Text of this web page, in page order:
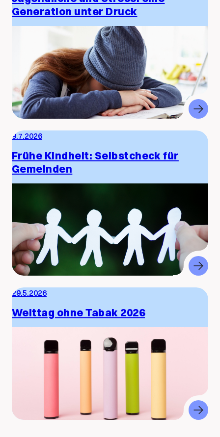
Generation unter Druck
9.7.2026
Frühe Kindheit: Selbstcheck für
Gemeinden
29.5.2026
Welttag ohne Tabak 2026